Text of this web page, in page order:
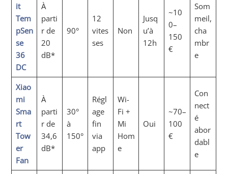
it
Tem
pSen
se
36
DC
À
parti
r de
20
dB*
90°
12
vites
ses
Non
Jusq
u’à
12h
~10
0–
150
€
Som
meil,
cha
mbr
e
Xiao
mi
Sma
rt
Tow
er
Fan
À
parti
r de
34,6
dB*
30°
à
150°
Régl
age
fin
via
app
Wi-
Fi +
Mi
Hom
e
Oui
~70–
100
€
Con
nect
é
abor
dabl
e